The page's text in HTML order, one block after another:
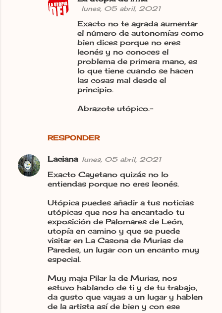
RESPONDER
lunes, 05 abril, 2021
Exacto no te agrada aumentar
el número de autonomías como
bien dices porque no eres
leonés y no conoces el
problema de primera mano, es
lo que tiene cuando se hacen
las cosas mal desde el
principio.
Abrazote utópico.-
Laciana lunes, 05 abril, 2021
Exacto Cayetano quizás no lo
entiendas porque no eres leonés.
Utópica puedes añadir a tus noticias
utópicas que nos ha encantado tu
exposición de Palomares de León,
utopía en camino y que se puede
visitar en La Casona de Murias de
Paredes, un lugar con un encanto muy
especial.
Muy maja Pilar la de Murias, nos
estuvo hablando de ti y de tu trabajo,
da gusto que vayas a un lugar y hablen
de la artista así de bien y con ese